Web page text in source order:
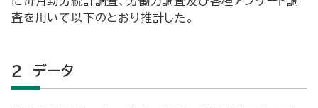
査を用いて以下のとおり推計した。
2 データ